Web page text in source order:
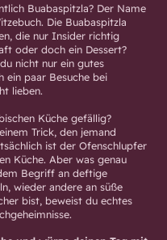
Buabaspitzla? Der Name
Die Buabaspitzla
die nur Insider richtig
oder doch ein Dessert?
nicht nur ein gutes
ein paar Besuche bei
lieben.
Küche gefällig?
Trick, den jemand
ist der Ofenschlupfer
Küche. Aber was genau
Begriff an deftige
wieder andere an süße
bist, beweist du echtes